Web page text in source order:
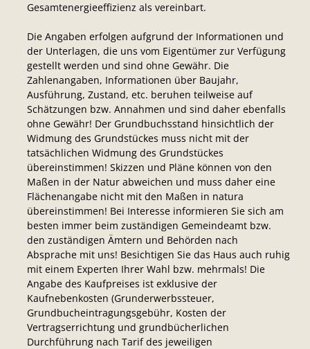
Gesamtenergieeffizienz als vereinbart.
Die Angaben erfolgen aufgrund der Informationen und
der Unterlagen, die uns vom Eigentümer zur Verfügung
gestellt werden und sind ohne Gewähr. Die
Zahlenangaben, Informationen über Baujahr,
Ausführung, Zustand, etc. beruhen teilweise auf
Schätzungen bzw. Annahmen und sind daher ebenfalls
ohne Gewähr! Der Grundbuchsstand hinsichtlich der
Widmung des Grundstückes muss nicht mit der
tatsächlichen Widmung des Grundstückes
übereinstimmen! Skizzen und Pläne können von den
Maßen in der Natur abweichen und muss daher eine
Flächenangabe nicht mit den Maßen in natura
übereinstimmen! Bei Interesse informieren Sie sich am
besten immer beim zuständigen Gemeindeamt bzw.
den zuständigen Ämtern und Behörden nach
Absprache mit uns! Besichtigen Sie das Haus auch ruhig
mit einem Experten Ihrer Wahl bzw. mehrmals! Die
Angabe des Kaufpreises ist exklusive der
Kaufnebenkosten (Grunderwerbssteuer,
Grundbucheintragungsgebühr, Kosten der
Vertragserrichtung und grundbücherlichen
Durchführung nach Tarif des jeweiligen